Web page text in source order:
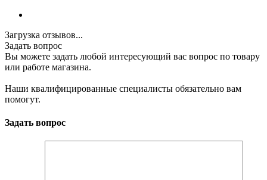
Загрузка отзывов...
Задать вопрос
Вы можете задать любой интересующий вас вопрос по товару
или работе магазина.
Наши квалифицированные специалисты обязательно вам
помогут.
Задать вопрос